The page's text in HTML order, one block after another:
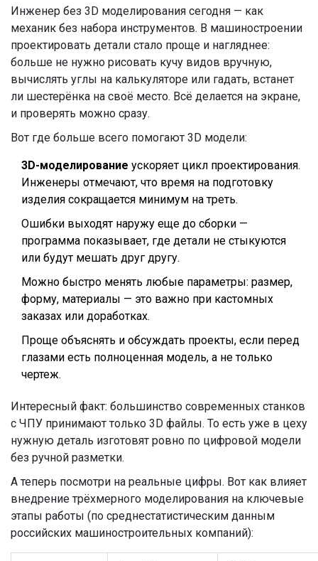
Инженер без 3D моделирования сегодня — как
механик без набора инструментов. В машиностроении
проектировать детали стало проще и нагляднее:
больше не нужно рисовать кучу видов вручную,
вычислять углы на калькуляторе или гадать, встанет
ли шестерёнка на своё место. Всё делается на экране,
и проверять можно сразу.
Вот где больше всего помогают 3D модели:
3D-моделирование ускоряет цикл проектирования.
Инженеры отмечают, что время на подготовку
изделия сокращается минимум на треть.
Ошибки выходят наружу еще до сборки —
программа показывает, где детали не стыкуются
или будут мешать друг другу.
Можно быстро менять любые параметры: размер,
форму, материалы — это важно при кастомных
заказах или доработках.
Проще объяснять и обсуждать проекты, если перед
глазами есть полноценная модель, а не только
чертеж.
Интересный факт: большинство современных станков
с ЧПУ принимают только 3D файлы. То есть уже в цеху
нужную деталь изготовят ровно по цифровой модели
без ручной разметки.
А теперь посмотри на реальные цифры. Вот как влияет
внедрение трёхмерного моделирования на ключевые
этапы работы (по среднестатистическим данным
российских машиностроительных компаний):